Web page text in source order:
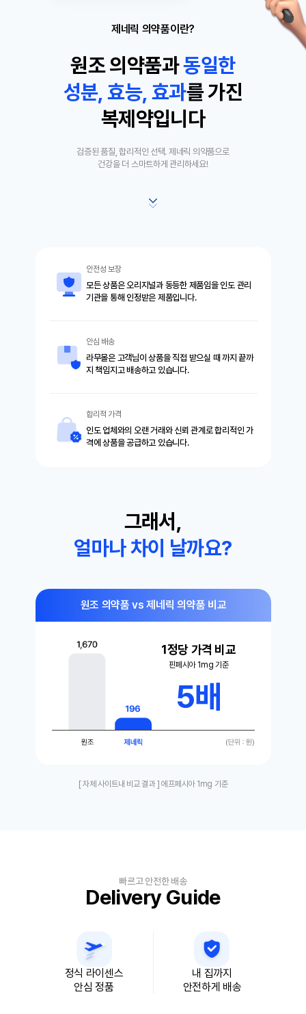
제네릭 의약품이란?
원조 의약품과동일한
성분, 효능, 효과를 가진
복제약입니다
검증된 품질, 합리적인 선택. 제네릭 의약품으로
건강을 더 스마트하게 관리하세요!
안전성 보장
모든 상품은 오리지널과 동등한 제품임을 인도 관리
기관을 통해 인정받은 제품입니다.
안심 배송
라무몰은 고객님이 상품을 직접 받으실 때 까지 끝까
지 책임지고 배송하고 있습니다.
합리적 가격
인도 업체와의 오랜 거래와 신뢰 관계로 합리적인 가
격에 상품을 공급하고 있습니다.
그래서,
얼마나 차이 날까요?
원조 의약품 vs 제네릭 의약품 비교
1정당 가격 비교
핀페시아 1mg 기준
5배
[ 자체 사이트내 비교 결과 ] 에프페시아 1mg 기준
빠르고 안전한 배송
Delivery Guide
정식 라이센스
안심 정품
내 집까지
안전하게 배송